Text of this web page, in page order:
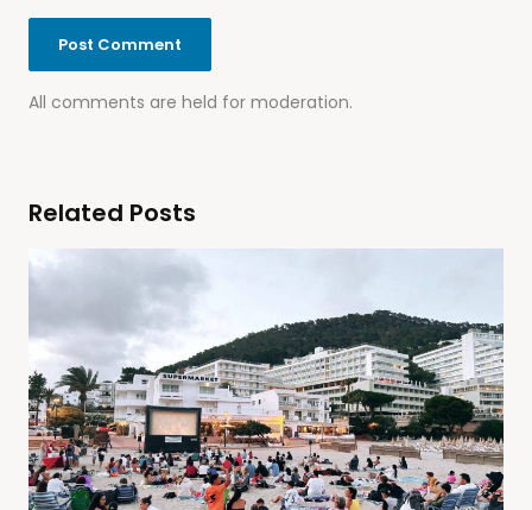
All comments are held for moderation.
Related Posts